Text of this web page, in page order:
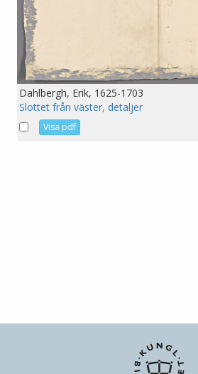
Dahlbergh, Erik, 1625-1703
Slottet från väster, detaljer
Visa pdf